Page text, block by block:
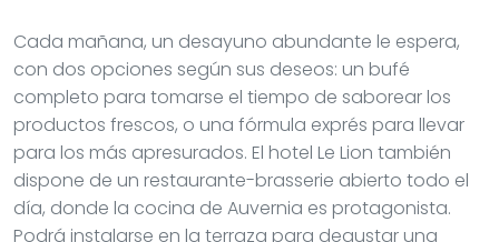
Cada mañana, un desayuno abundante le espera,
con dos opciones según sus deseos: un bufé
completo para tomarse el tiempo de saborear los
productos frescos, o una fórmula exprés para llevar
para los más apresurados. El hotel Le Lion también
dispone de un restaurante-brasserie abierto todo el
día, donde la cocina de Auvernia es protagonista.
Podrá instalarse en la terraza para degustar una